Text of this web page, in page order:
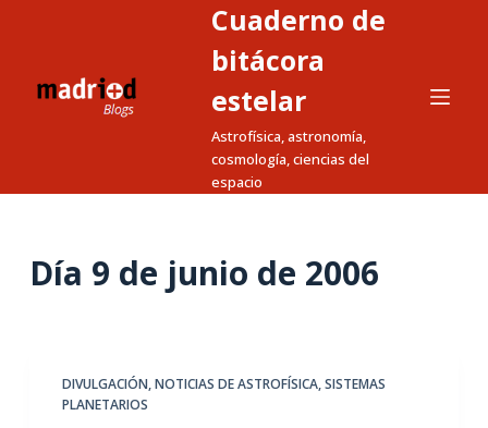
a
Cuaderno de
bitácora
estelar
Astrofísica, astronomía,
cosmología, ciencias del
espacio
Día 9 de junio de 2006
DIVULGACIÓN,NOTICIAS DE ASTROFÍSICA,SISTEMAS
PLANETARIOS